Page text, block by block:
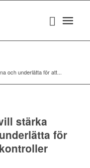
och underlätta för att...
stärka
för